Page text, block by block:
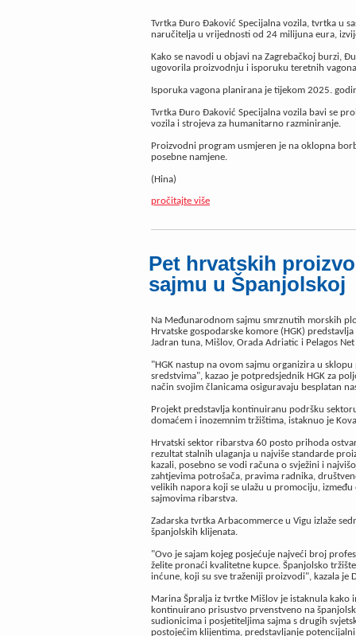
Tvrtka Đuro Đaković Specijalna vozila, tvrtka u
naručitelja u vrijednosti od 24 milijuna eura,
Kako se navodi u objavi na Zagrebačkoj burzi,
ugovorila proizvodnju i isporuku teretnih
Isporuka vagona planirana je tijekom 2025.
Tvrtka Đuro Đaković Specijalna vozila bavi se
vozila i strojeva za humanitarno razminiranje.
Proizvodni program usmjeren je na oklopna
posebne namjene.
(Hina)
pročitajte više
Pet hrvatskih
sajmu u Španjolskoj
Na Međunarodnom sajmu smrznutih morskih
Hrvatske gospodarske komore (HGK)
Jadran tuna, Mišlov, Orada Adriatic i Pelagos
"HGK nastup na ovom sajmu organizira u
sredstvima", kazao je potpredsjednik HGK za
način svojim članicama osiguravaju besplatan
Projekt predstavlja kontinuiranu podršku
domaćem i inozemnim tržištima, istaknuo je
Hrvatski sektor ribarstva 60 posto prihoda
rezultat stalnih ulaganja u najviše standarde
kazali, posebno se vodi računa o svježini i
zahtjevima potrošača, pravima radnika,
velikih napora koji se ulažu u promociju,
sajmovima ribarstva.
Zadarska tvrtka Arbacommerce u Vigu izlaže
španjolskih klijenata.
"Ovo je sajam kojeg posjećuje najveći broj
želite pronaći kvalitetne kupce. Španjolsko
inćune, koji su sve traženiji proizvodi", kazala je
Marina Špralja iz tvrtke Mišlov je istaknula kako
kontinuirano prisustvo prvenstveno na
sudionicima i posjetiteljima sajma s drugih
postojećim klijentima, predstavljanje